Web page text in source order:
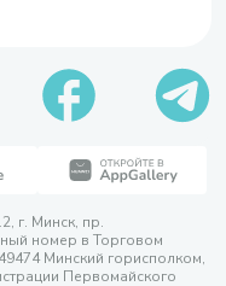
г. Минск, пр.
номер в Торговом
Минский горисполком,
Первомайского